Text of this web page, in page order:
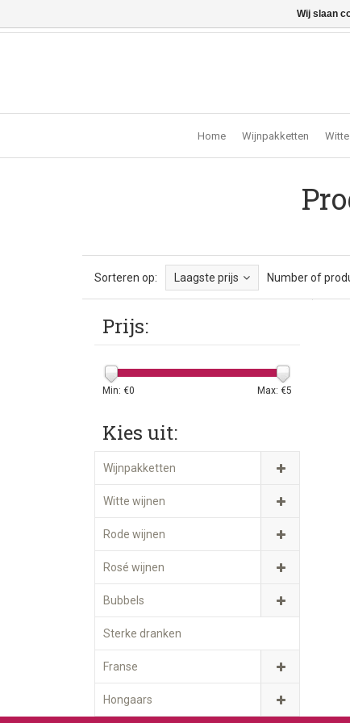
Vragen? Bel ons: +32 (0)13 - 77 11 21 - Winkel:
Home Wijnpakketten
Sorteren op: Laagste prijs Number of
Prijs:
Min: €0 Max: €5
Kies uit:
Wijnpakketten
Witte wijnen
Rode wijnen
Rosé wijnen
Bubbels
Sterke dranken
Franse
Hongaars
Wij slaan